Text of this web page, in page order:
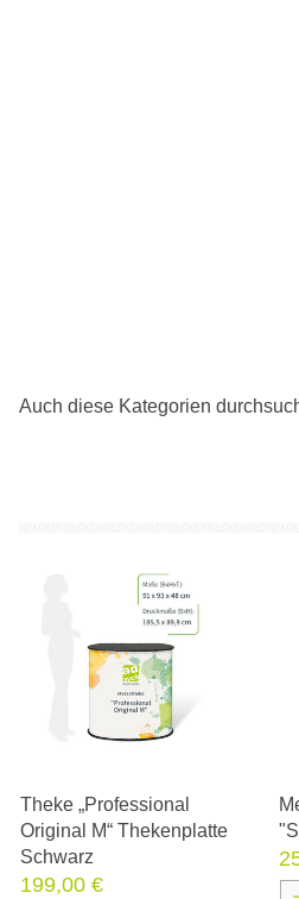
Auch diese Kategorien
Theke „Professional
Original M“ Thekenplatte
Schwarz
199,00 €